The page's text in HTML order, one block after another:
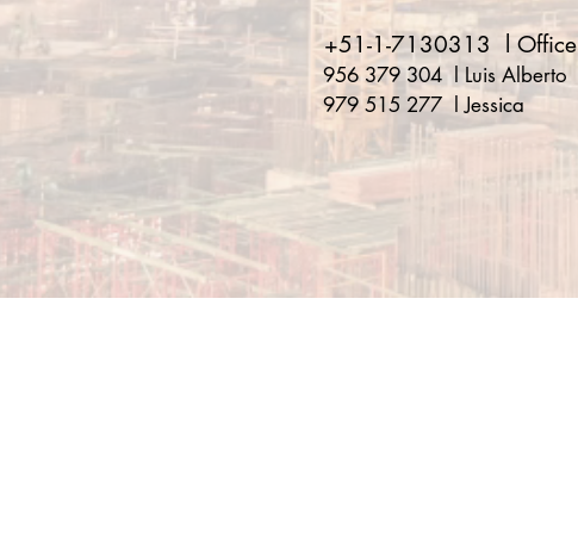
+51-1-7130313 l Office
979 515 277 l Jessica
956 379 304 l Luis Alberto